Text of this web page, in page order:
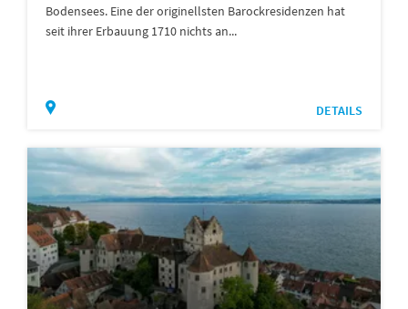
Bodensees. Eine der originellsten Barockresidenzen hat
seit ihrer Erbauung 1710 nichts an...
DETAILS